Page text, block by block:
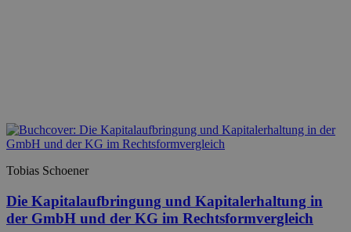
Tobias Schoener
Die Kapitalaufbringung und Kapitalerhaltung in
der GmbH und der KG im Rechtsformvergleich